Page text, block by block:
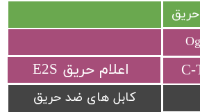
​اعلام حریق E2S
کابل های ضد حریق